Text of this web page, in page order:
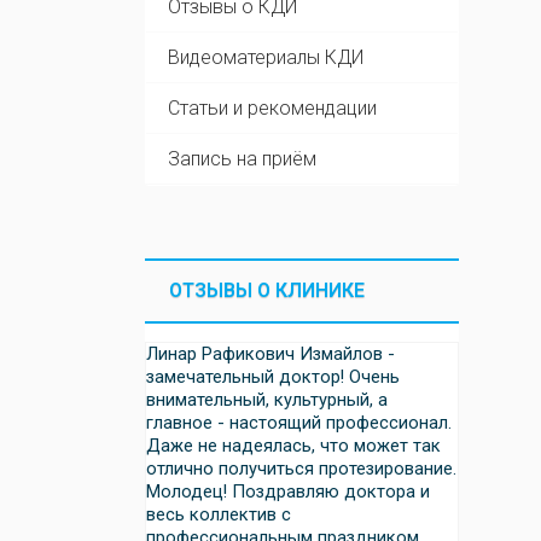
Отзывы о КДИ
Видеоматериалы КДИ
Статьи и рекомендации
Запись на приём
ОТЗЫВЫ О КЛИНИКЕ
Линар Рафикович Измайлов -
замечательный доктор! Очень
внимательный, культурный, а
главное - настоящий профессионал.
Даже не надеялась, что может так
отлично получиться протезирование.
Молодец! Поздравляю доктора и
весь коллектив с